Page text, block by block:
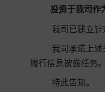
投资于我司作
我司已建立针
我司承诺上述
履行信息披露任务。
特此告知。